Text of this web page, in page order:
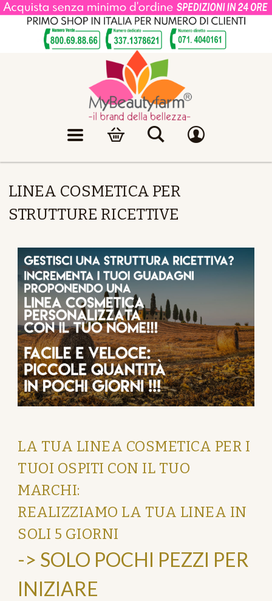
LINEA COSMETICA PER
STRUTTURE RICETTIVE
LA TUA LINEA COSMETICA PER I
TUOI OSPITI CON IL TUO
MARCHI:
REALIZZIAMO LA TUA LINEA IN
SOLI 5 GIORNI
-> SOLO POCHI PEZZI PER
INIZIARE